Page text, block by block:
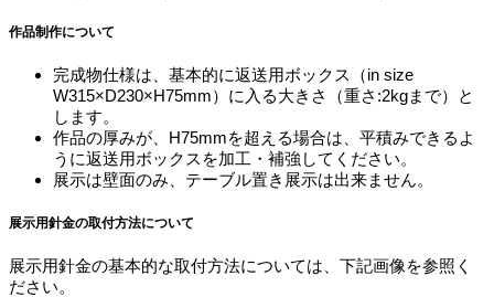
作品制作について
完成物仕様は、基本的に返送用ボックス（in size
W315×D230×H75mm）に入る大きさ（重さ:2kgまで）と
します。
作品の厚みが、H75mmを超える場合は、平積みできるよ
うに返送用ボックスを加工・補強してください。
展示は壁面のみ、テーブル置き展示は出来ません。
展示用針金の取付方法について
展示用針金の基本的な取付方法については、下記画像を参照く
ださい。